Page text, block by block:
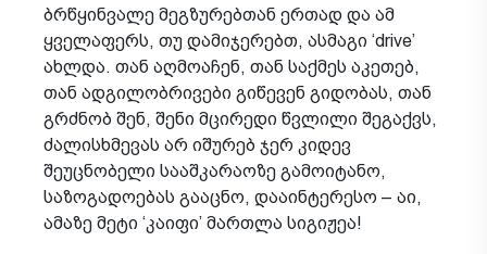
ბრწყინვალე მეგზურებთან ერთად და ამ
ყველაფერს, თუ დამიჯერებთ, ასმაგი ‘drive’
ახლდა. თან აღმოაჩენ, თან საქმეს აკეთებ,
თან ადგილობრივები გიწევენ გიდობას, თან
გრძნობ შენ, შენი მცირედი წვლილი შეგაქვს,
ძალისხმევას არ იშურებ ჯერ კიდევ
შეუცნობელი სააშკარაოზე გამოიტანო,
საზოგადოებას გააცნო, დააინტერესო – აი,
ამაზე მეტი ‘კაიფი’ მართლა სიგიჟეა!